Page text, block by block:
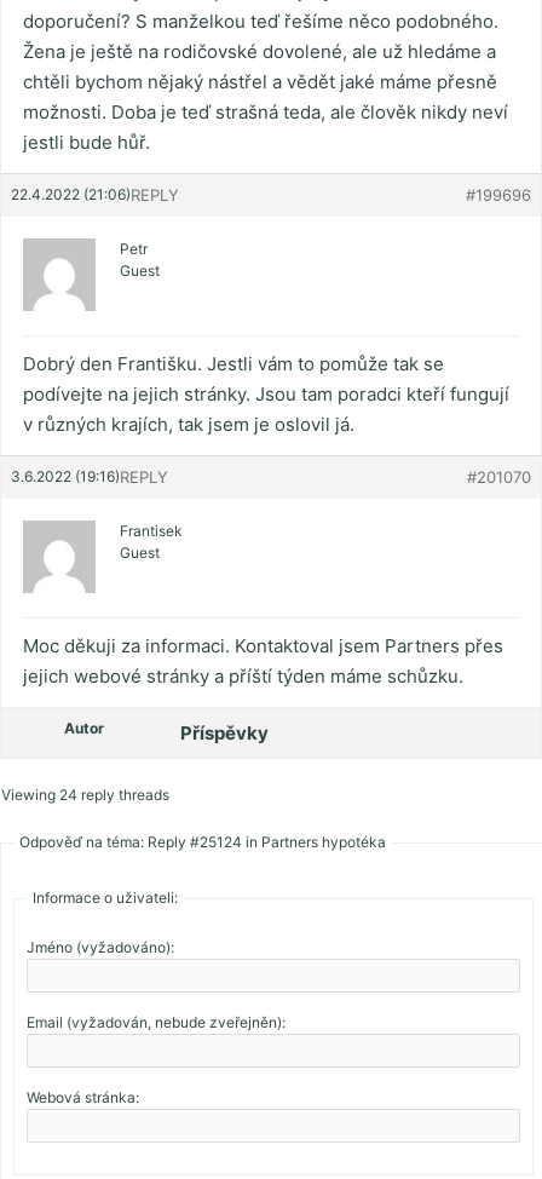
doporučení? S manželkou teď řešíme něco podobného.
Žena je ještě na rodičovské dovolené, ale už hledáme a
chtěli bychom nějaký nástřel a vědět jaké máme přesně
možnosti. Doba je teď strašná teda, ale člověk nikdy neví
jestli bude hůř.
22.4.2022 (21:06) #199696
REPLY
Petr
Guest
Dobrý den Františku. Jestli vám to pomůže tak se
podívejte na jejich stránky. Jsou tam poradci kteří fungují
v různých krajích, tak jsem je oslovil já.
3.6.2022 (19:16) #201070
REPLY
Frantisek
Guest
Moc děkuji za informaci. Kontaktoval jsem Partners přes
jejich webové stránky a příští týden máme schůzku.
Autor Příspěvky
Viewing 24 reply threads
Odpověď na téma: Reply #25124 in Partners hypotéka
Informace o uživateli:
Jméno (vyžadováno):
Email (vyžadován, nebude zveřejněn):
Webová stránka: